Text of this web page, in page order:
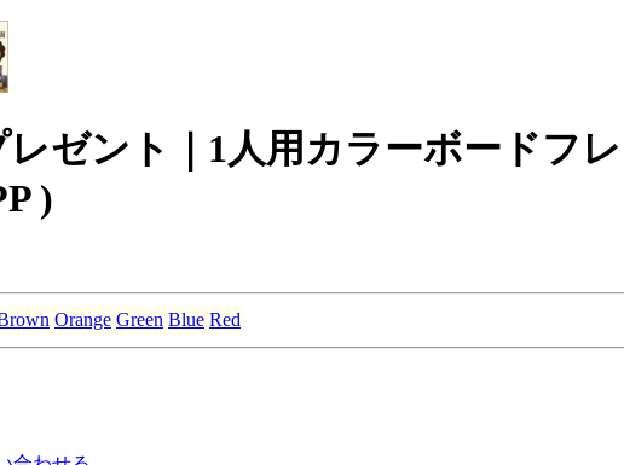
ゼント｜1人用カラーボードフ
)
Orange Green Blue Red